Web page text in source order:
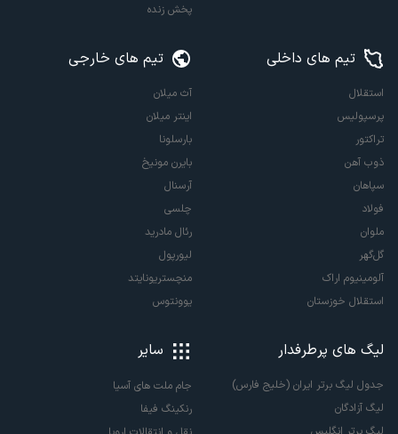
پخش زنده
تیم های داخلی
استقلال
پرسپولیس
تراکتور
ذوب آهن
سپاهان
فولاد
ملوان
گل‌گهر
آلومینیوم اراک
استقلال خوزستان
تیم های خارجی
آث میلان
اینتر میلان
بارسلونا
بایرن مونیخ
آرسنال
چلسی
رئال مادرید
لیورپول
منچستریونایتد
یوونتوس
لیگ های پرطرفدار
جدول لیگ برتر ایران (خلیج فارس)
لیگ آزادگان
سایر
جام ملت های آسیا
رنکینگ فیفا